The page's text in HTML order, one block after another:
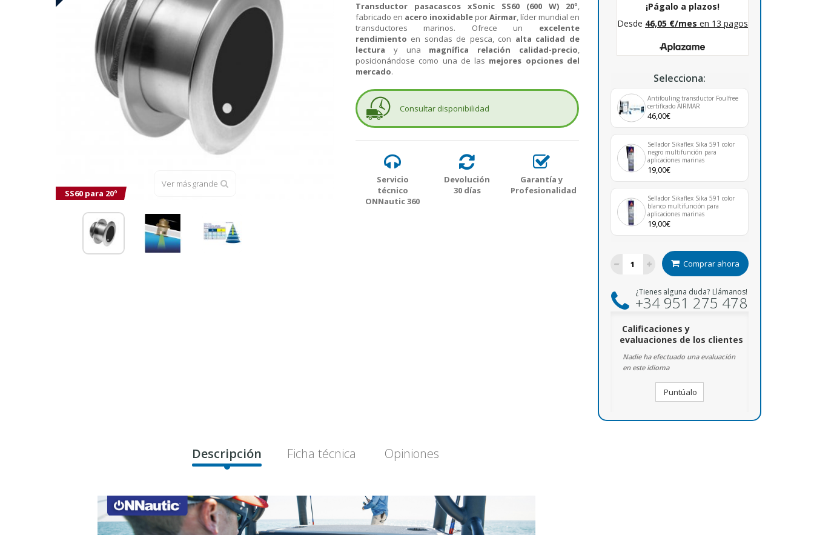
Ver más grande
SS60 para 20º
Transductor pasacascos xSonic SS60 (600 W) 20º,
fabricado en acero inoxidable porAirmar, líder mundial en
transductores marinos. Ofrece un excelente
rendimiento en sondas de pesca, con alta calidad de
lectura y una magnífica relación calidad-precio,
posicionándose como una de las mejores opciones del
mercado.
Consultar disponibilidad
Servicio
técnico
ONNautic 360
Devolución
30 días
Garantía y
Profesionalidad
Selecciona:
Antifouling transductor Foulfree
certificado AIRMAR
46,00€
Sellador Sikaflex Sika 591 color
negro multifunción para
aplicaciones marinas
19,00€
Sellador Sikaflex Sika 591 color
blanco multifunción para
aplicaciones marinas
19,00€
Comprar ahora
¿Tienes alguna duda? Llámanos!
+34 951 275 478
Calificaciones y
evaluaciones de los clientes
Nadie ha efectuado una evaluación
en este idioma
Puntúalo
Descripción Ficha técnica Opiniones